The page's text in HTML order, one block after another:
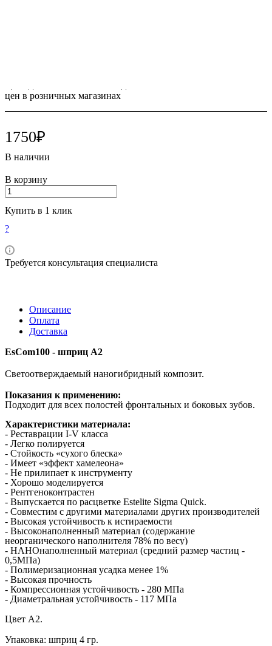
цен в розничных магазинах
1750₽
В наличии
В корзину
Купить в 1 клик
?
Требуется консультация специалиста
Описание
Оплата
Доставка
EsCom100 - шприц А2
Светоотверждаемый наногибридный композит.
Показания к применению:
Подходит для всех полостей фронтальных и боковых зубов.
Характеристики материала:
- Реставрации I-V класса
- Легко полируется
- Стойкость «сухого блеска»
- Имеет «эффект хамелеона»
- Не прилипает к инструменту
- Хорошо моделируется
- Рентгеноконтрастен
- Выпускается по расцветке Estelite Sigma Quick.
- Совместим с другими материалами других производителей
- Высокая устойчивость к истираемости
- Высоконаполненный материал (содержание
неорганического наполнителя 78% по весу)
- НАНОнаполненный материал (средний размер частиц -
0,5МПа)
- Полимеризационная усадка менее 1%
- Высокая прочность
- Компрессионная устойчивость - 280 МПа
- Диаметральная устойчивость - 117 МПа
Цвет А2.
Упаковка: шприц 4 гр.